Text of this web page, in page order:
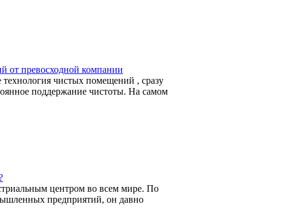
от превосходной компании
чистых помещений , сразу
поддержание чистоты. На самом
центром во всем мире. По
предприятий, он давно